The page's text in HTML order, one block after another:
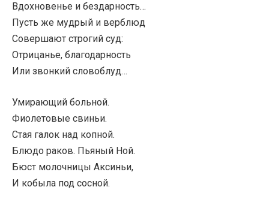
Вдохновенье и бездарность…
Пусть же мудрый и верблюд
Совершают строгий суд:
Отрицанье, благодарность
Или звонкий словоблуд…
Умирающий больной.
Фиолетовые свиньи.
Стая галок над копной.
Блюдо раков. Пьяный Ной.
Бюст молочницы Аксиньи,
И кобыла под сосной.